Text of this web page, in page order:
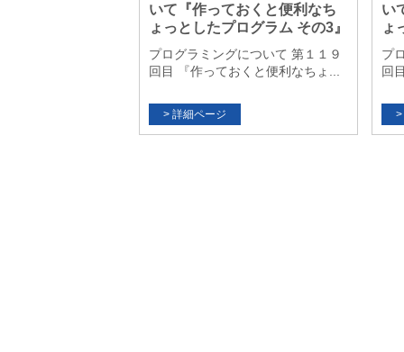
いて『作っておくと便利なち
ょっとしたプログラム その3』
プログラミングについて 第１１９
回目 『作っておくと便利なちょ...
い
ょ
プ
回